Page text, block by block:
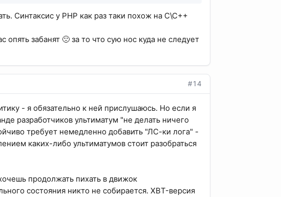
Синтаксис у PHP как раз таки похож на С\С++
забанят 🙁 за то что сую нос куда не следует
#14
- я обязательно к ней прислушаюсь. Но если я
разработчиков ультиматум "не делать ничего
требует немедленно добавить "ЛС-ки лога" -
каких-либо ультиматумов стоит разобраться
продолжать пихать в движок
состояния никто не собирается. XBT-версия